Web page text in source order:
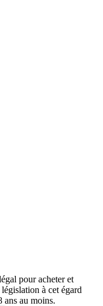
pour acheter et
à cet égard
ans au moins.